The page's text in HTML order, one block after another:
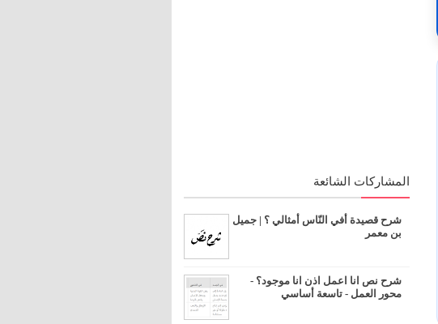
المشاركات الشائعة
شرح قصيدة أفي النّاس أمثالي ؟ | جميل
بن معمر
شرح نص انا اعمل اذن انا موجود؟ -
محور العمل - تاسعة أساسي